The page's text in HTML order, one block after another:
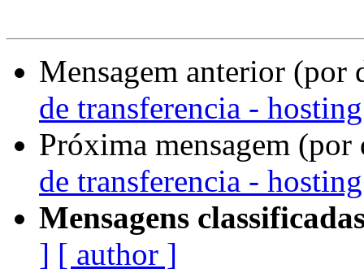
Mensagem anterior (por
de transferencia - hosting
Próxima mensagem
de transferencia - hosting
Mensagens
] [ author ]